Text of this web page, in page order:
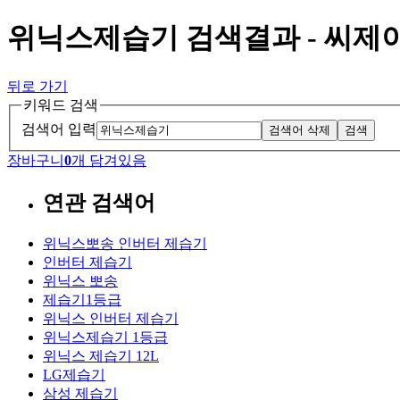
위닉스제습기 검색결과 - 씨제
뒤로 가기
키워드 검색
검색어 입력
검색어 삭제 검색
장바구니 0개 담겨있음
연관 검색어
위닉스뽀송 인버터 제습기
인버터 제습기
위닉스 뽀송
제습기1등급
위닉스 인버터 제습기
위닉스제습기 1등급
위닉스 제습기 12L
LG제습기
삼성 제습기